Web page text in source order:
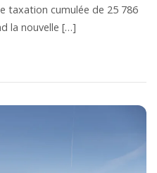
taxation cumulée de 25 786
la nouvelle […]